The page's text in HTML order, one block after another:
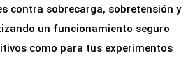
contra sobrecarga, sobretensión y
un funcionamiento seguro
como para tus experimentos